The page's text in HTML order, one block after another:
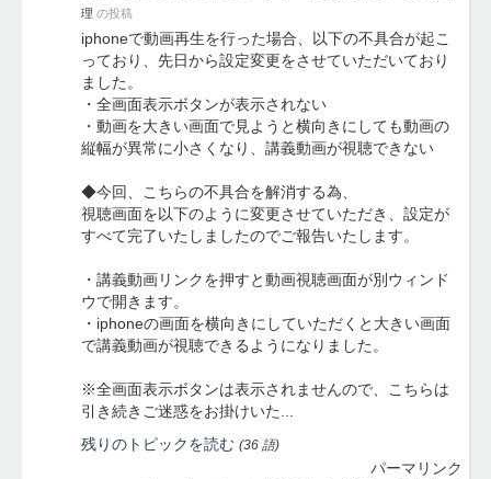
理 の投稿
iphoneで動画再生を行った場合、以下の不具合が起こ
っており、先日から設定変更をさせていただいており
ました。
・全画面表示ボタンが表示されない
・動画を大きい画面で見ようと横向きにしても動画の
縦幅が異常に小さくなり、講義動画が視聴できない
◆今回、こちらの不具合を解消する為、
視聴画面を以下のように変更させていただき、設定が
すべて完了いたしましたのでご報告いたします。
・講義動画リンクを押すと動画視聴画面が別ウィンド
ウで開きます。
・iphoneの画面を横向きにしていただくと大きい画面
で講義動画が視聴できるようになりました。
※全画面表示ボタンは表示されませんので、こちらは
引き続きご迷惑をお掛けいた...
残りのトピックを読む (36 語)
パーマリンク